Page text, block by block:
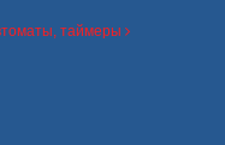
таймеры